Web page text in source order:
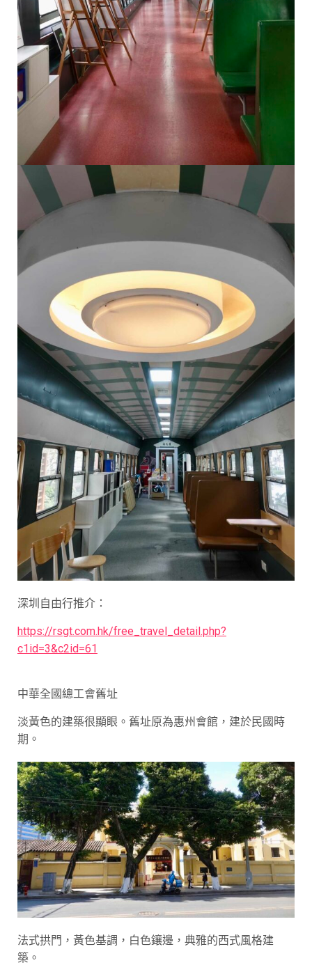
深圳自由行推介：
https://rsgt.com.hk/free_travel_detail.php?
c1id=3&c2id=61
中華全國總工會舊址
淡黃色的建築很顯眼。舊址原為惠州會館，建於民國時
期。
法式拱門，黃色基調，白色鑲邊，典雅的西式風格建
築。